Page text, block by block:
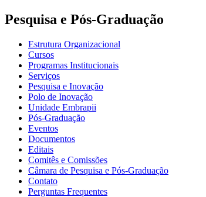
Pesquisa e Pós-Graduação
Estrutura Organizacional
Cursos
Programas Institucionais
Serviços
Pesquisa e Inovação
Polo de Inovação
Unidade Embrapii
Pós-Graduação
Eventos
Documentos
Editais
Comitês e Comissões
Câmara de Pesquisa e Pós-Graduação
Contato
Perguntas Frequentes